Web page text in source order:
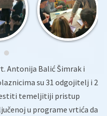
Antonija Balić Šimrak i
su 31 odgojitelj i 2
temeljitiji pristup
u programe vrtića da